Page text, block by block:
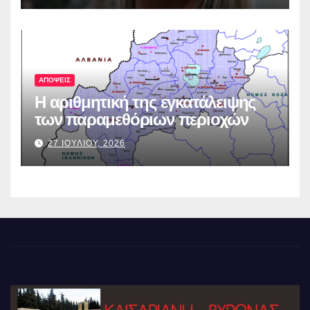
ΑΠΟΨΕΙΣ
Η αριθμητική της εγκατάλειψης
των παραμεθόριων περιοχών
27 ΙΟΥΛΙΟΥ, 2026